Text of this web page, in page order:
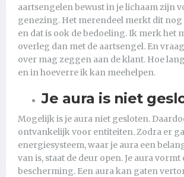
aartsengelen bewust in je lichaam zijn
genezing. Het merendeel merkt dit nog
en dat is ook de bedoeling. Ik merk het
overleg dan met de aartsengel. En
over mag zeggen aan de klant. Hoe
en in hoeverre ik kan meehelpen.
Je aura is niet
Mogelijk is je aura niet gesloten.
ontvankelijk voor entiteiten. Zodra er
energiesysteem, waar je aura een
van is, staat de deur open. Je aura vormt
bescherming. Een aura kan gaten